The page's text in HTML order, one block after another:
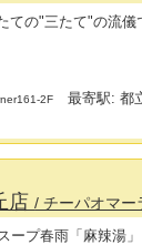
ての"三たて"の流
2F 最寄駅: 都
店/ チーパオマー
ープ春雨「麻辣湯